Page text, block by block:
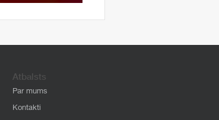
Atbalsts
Par mums
Kontakti